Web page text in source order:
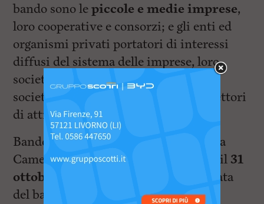
bando sono lepiccole e medie imprese,
loro cooperative e consorzi; e gli enti ed
organismi privati portatori di interessi
diffusi del sistema delle imprese, loro
società di servizi o componenti della
società civile, appartenenti a tutti i settori
di attività.
Bando e modulistica sono sul sito della
Camera di commercio. La scadenza è il 31
ottobre 2019
, salvo chiusura anticipata
del bando per esaurimento fondi.